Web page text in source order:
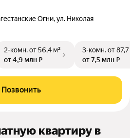
Огни,ул. Николая
2-комн.от 56,4 м²
от 4,9 млн ₽
3-комн.от
от 7,5 млн ₽
Позвонить
квартиру в